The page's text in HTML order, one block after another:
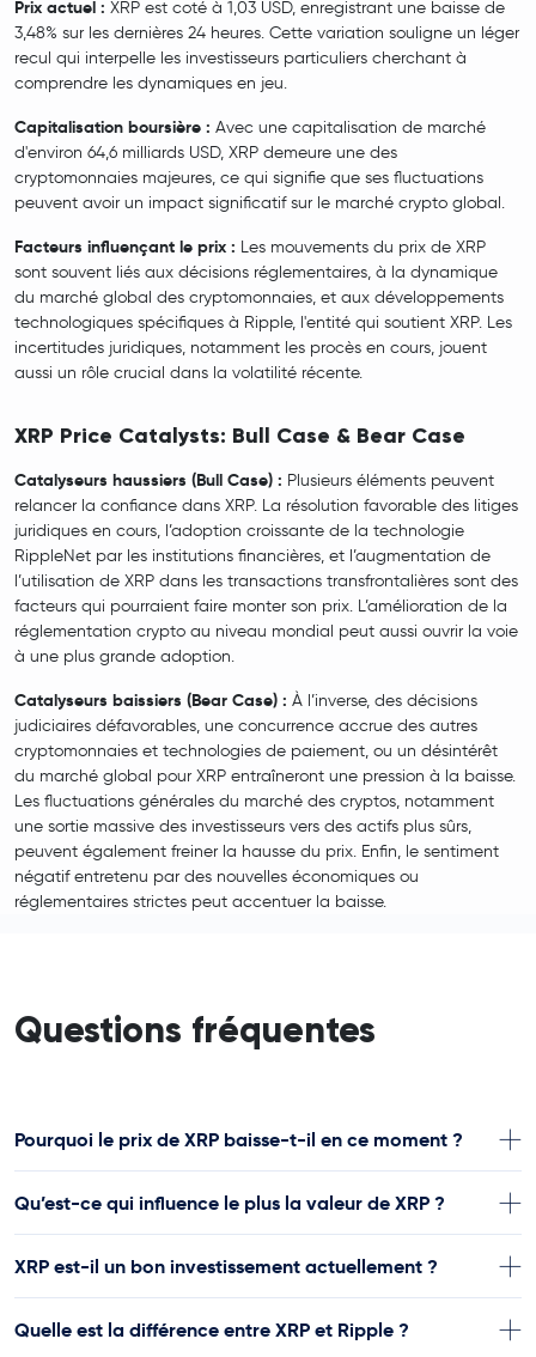
Prix actuel : XRP est coté à 1,03 USD, enregistrant une baisse de
3,48% sur les dernières 24 heures. Cette variation souligne un léger
recul qui interpelle les investisseurs particuliers cherchant à
comprendre les dynamiques en jeu.
Capitalisation boursière : Avec une capitalisation de marché
d'environ 64,6 milliards USD, XRP demeure une des
cryptomonnaies majeures, ce qui signifie que ses fluctuations
peuvent avoir un impact significatif sur le marché crypto global.
Facteurs influençant le prix : Les mouvements du prix de XRP
sont souvent liés aux décisions réglementaires, à la dynamique
du marché global des cryptomonnaies, et aux développements
technologiques spécifiques à Ripple, l'entité qui soutient XRP. Les
incertitudes juridiques, notamment les procès en cours, jouent
aussi un rôle crucial dans la volatilité récente.
XRP Price Catalysts: Bull Case & Bear Case
Catalyseurs haussiers (Bull Case) : Plusieurs éléments peuvent
relancer la confiance dans XRP. La résolution favorable des litiges
juridiques en cours, l’adoption croissante de la technologie
RippleNet par les institutions financières, et l’augmentation de
l’utilisation de XRP dans les transactions transfrontalières sont des
facteurs qui pourraient faire monter son prix. L’amélioration de la
réglementation crypto au niveau mondial peut aussi ouvrir la voie
à une plus grande adoption.
Catalyseurs baissiers (Bear Case) : À l’inverse, des décisions
judiciaires défavorables, une concurrence accrue des autres
cryptomonnaies et technologies de paiement, ou un désintérêt
du marché global pour XRP entraîneront une pression à la baisse.
Les fluctuations générales du marché des cryptos, notamment
une sortie massive des investisseurs vers des actifs plus sûrs,
peuvent également freiner la hausse du prix. Enfin, le sentiment
négatif entretenu par des nouvelles économiques ou
réglementaires strictes peut accentuer la baisse.
Questions fréquentes
Pourquoi le prix de XRP baisse-t-il en ce moment ?
Qu’est-ce qui influence le plus la valeur de XRP ?
XRP est-il un bon investissement actuellement ?
Quelle est la différence entre XRP et Ripple ?